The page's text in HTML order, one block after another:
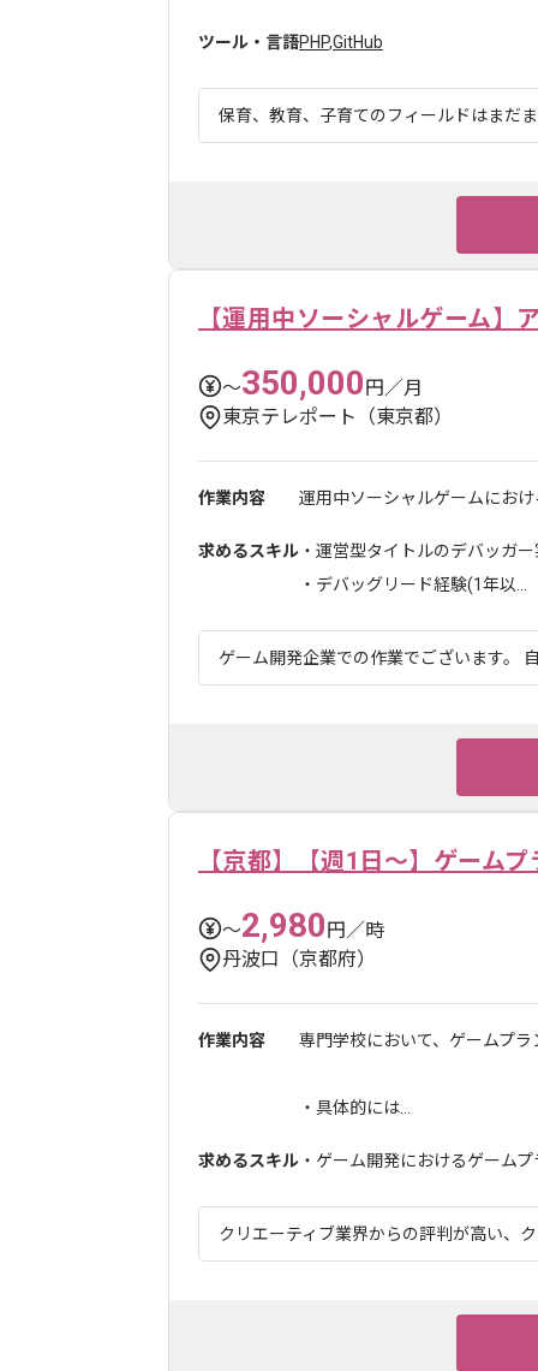
ツール・言語PHP,GitHub
保育、教育、子育てのフィールドはまだ
【運用中ソーシャルゲーム】
〜350,000円／月
東京テレポート（東京都）
作業内容 運用中ソーシャルゲームにお
求めるスキル ・運営型タイトルのデバッガ
・デバッグリード経験(1年以...
ゲーム開発企業での作業でございます。
【京都】【週1日～】ゲーム
〜2,980円／時
丹波口（京都府）
作業内容 専門学校において、ゲームプ
・具体的には...
求めるスキル ・ゲーム開発におけるゲーム
クリエーティブ業界からの評判が高い、